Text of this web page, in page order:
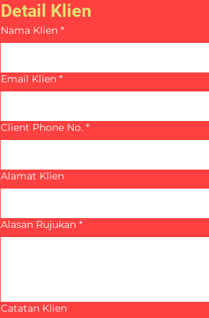
Detail Klien
Nama Klien *
Email Klien *
Client Phone No. *
Alamat Klien
Alasan Rujukan *
Catatan Klien